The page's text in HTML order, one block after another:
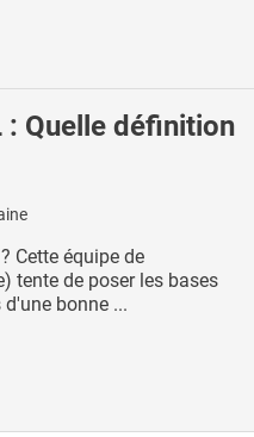
: Quelle définition
Cette équipe de
tente de poser les bases
bonne ...